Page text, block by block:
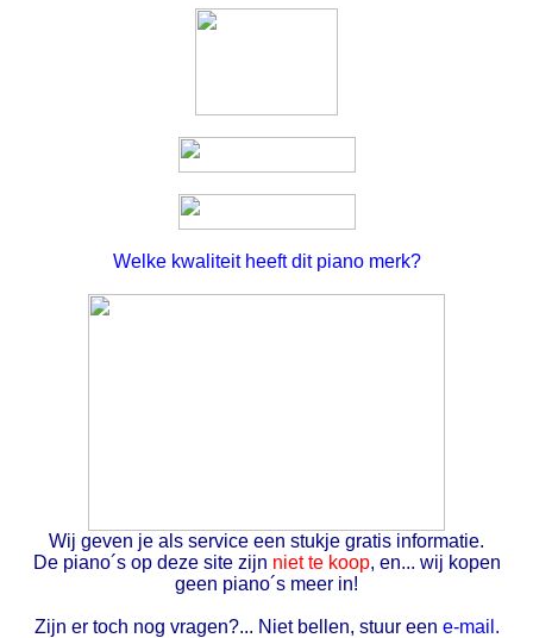
Welke kwaliteit heeft dit piano merk?
Wij geven je als service een stukje gratis informatie.
De piano´s op deze site zijn niet te koop, en... wij kopen
geen piano´s meer in!
Zijn er toch nog vragen?... Niet bellen, stuur een e-mail.